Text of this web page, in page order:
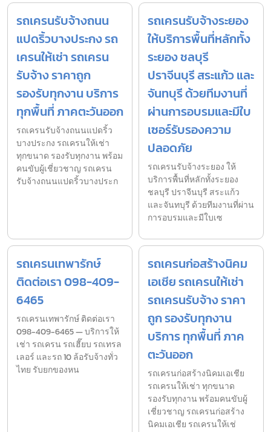
รถเครนรับจ้างถนน
แปดริ้วบางประกง รถ
เครนให้เช่า รถเครน
รับจ้าง ราคาถูก
รองรับทุกงาน บริการ
ทุกพื้นที่ ภาคตะวันออก
รถเครนรับจ้างถนนแปดริ้ว
บางประกง รถเครนให้เช่า
ทุกขนาด รองรับทุกงาน พร้อม
คนขับผู้เชี่ยวชาญ รถเครน
รับจ้างถนนแปดริ้วบางประก
รถเครนรับจ้างระยอง
ให้บริการพื้นที่หลักทั้ง
ระยอง ชลบุรี
ปราจีนบุรี สระแก้ว และ
จันทบุรี ด้วยทีมงานที่
ผ่านการอบรมและมีใบ
เซอร์รับรองความ
ปลอดภัย
รถเครนรับจ้างระยอง ให้
บริการพื้นที่หลักทั้งระยอง
ชลบุรี ปราจีนบุรี สระแก้ว
และจันทบุรี ด้วยทีมงานที่ผ่าน
การอบรมและมีใบเซ
รถเครนเทพารักษ์
ติดต่อเรา 098-409-
6465
รถเครนเทพารักษ์ ติดต่อเรา
098-409-6465 — บริการให้
เช่า รถเครน รถเฮี๊ยบ รถเทรล
เลอร์ และรถ 10 ล้อรับจ้างทั่ว
ไทย รับยกของหน
รถเครนก่อสร้างนิคม
เอเชีย รถเครนให้เช่า
รถเครนรับจ้าง ราคา
ถูก รองรับทุกงาน
บริการ ทุกพื้นที่ ภาค
ตะวันออก
รถเครนก่อสร้างนิคมเอเชีย
รถเครนให้เช่า ทุกขนาด
รองรับทุกงาน พร้อมคนขับผู้
เชี่ยวชาญ รถเครนก่อสร้าง
นิคมเอเชีย รถเครนให้เช่